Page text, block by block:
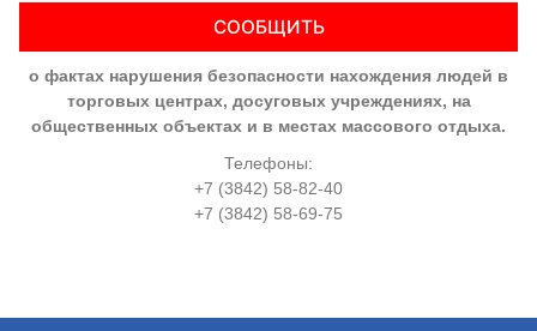
СООБЩИТЬ
о фактах нарушения безопасности нахождения людей в
торговых центрах, досуговых учреждениях, на
общественных объектах и в местах массового отдыха.
Телефоны:
+7 (3842) 58-82-40
+7 (3842) 58-69-75